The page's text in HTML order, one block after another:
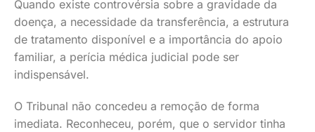
Quando existe controvérsia sobre a gravidade da
doença, a necessidade da transferência, a estrutura
de tratamento disponível e a importância do apoio
familiar, a perícia médica judicial pode ser
indispensável.
O Tribunal não concedeu a remoção de forma
imediata. Reconheceu, porém, que o servidor tinha